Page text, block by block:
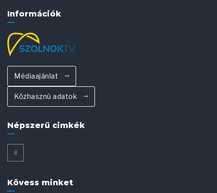
Információk
Médiaajánlat
Közhasznú adatok
Népszerű cimkék
#
Kövess minket